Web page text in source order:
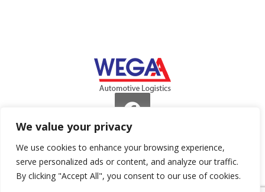
We value your privacy
We use cookies to enhance your browsing experience,
serve personalized ads or content, and analyze our traffic.
By clicking "Accept All", you consent to our use of cookies.
All rights reserved (c) 2026 WEGA A
СВЯЗАТЬСЯ